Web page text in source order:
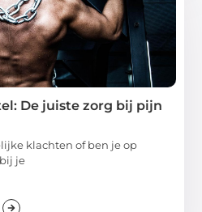
De juiste zorg bij pijn
klachten of ben je op
je